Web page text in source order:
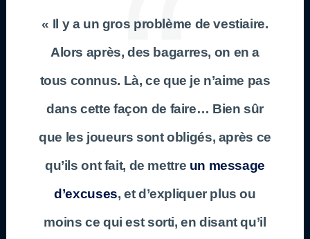
« Il y a un gros problème de vestiaire.
Alors après, des bagarres, on en a
tous connus. Là, ce que je n’aime pas
dans cette façon de faire… Bien sûr
que les joueurs sont obligés, après ce
qu’ils ont fait, de mettre un message
d’excuses, et d’expliquer plus ou
moins ce qui est sorti, en disant qu’il